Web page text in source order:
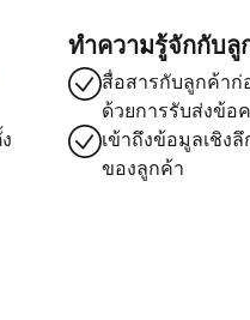
ทำความรู้จักกับลู
สื่อสารกับลูกค้าก่
ด้วยการรับส่งข้อ
เข้าถึงข้อมูลเชิง
ของลูกค้า